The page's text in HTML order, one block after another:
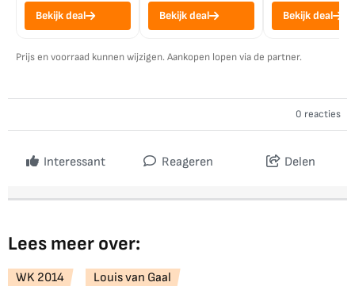
Bekijk deal Bekijk deal Bekijk deal
Prijs en voorraad kunnen wijzigen. Aankopen lopen via de partner.
0 reacties
Interessant Reageren Delen
Lees meer over:
WK 2014 Louis van Gaal